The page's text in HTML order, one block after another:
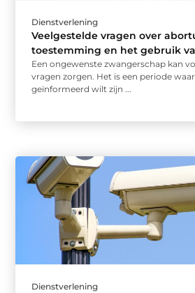
Dienstverlening
Veelgestelde vragen over
toestemming en het gebruik
Een ongewenste zwangerschap kan
vragen zorgen. Het is een periode
geïnformeerd wilt zijn ...
Dienstverlening